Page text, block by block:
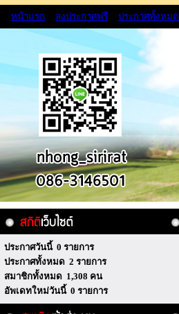
หน้าแรก ลงประกาศฟรี ประกาศทั้งหมด
ประกาศวันนี้ 0 รายการ
ประกาศทั้งหมด 2 รายการ
สมาชิกทั้งหมด 1,308 คน
อัพเดทใหม่วันนี้ 0 รายการ